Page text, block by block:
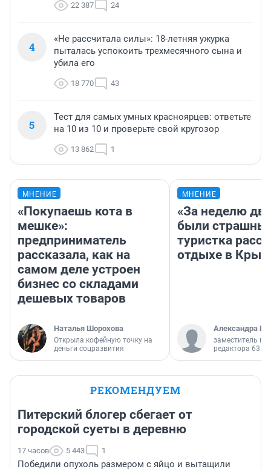
22 387 24
4
«Не рассчитала силы»: 18-летняя ужурка
пыталась успокоить трехмесячного сына и
убила его
18 770 43
5
Тест для самых умных красноярцев: ответьте
на 10 из 10 и проверьте свой кругозор
13 862 1
МНЕНИЕ
«Покупаешь кота в
мешке»:
предприниматель
рассказала, как на
самом деле устроен
бизнес со складами
дешевых товаров
Наталья Шорохова
Открыла кофейную точку на
деньги соцразвития
МНЕНИЕ
«За неделю
были
туристка
отдыхе в
Александра
заместитель
редактора 63.RU
РЕКОМЕНДУЕМ
Питерский блогер сбегает от
городской суеты в деревню
17 часов 5 443 1
Победили опухоль размером с яйцо и вытащили